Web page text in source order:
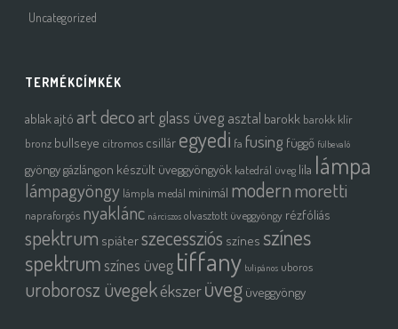
Uncategorized
TERMÉKCÍMKÉK
ablakajtó art deco art glass üvegasztal barokk barokk klír
bronz bullseye citromos csillár egyedi fa fusing függő fülbevaló
gyöngygázlángon készült üveggyöngyök katedrál üveg lila lámpa
lámpagyöngy lámpla medál minimál modernmoretti
napraforgós nyaklánc nárciszos olvasztott üveggyöngy rézfóliás
spektrum spiáterszecessziós színes színes
spektrumszínes üveg tiffany tulipános uboros
uroborosz üvegekékszerüveg üveggyöngy